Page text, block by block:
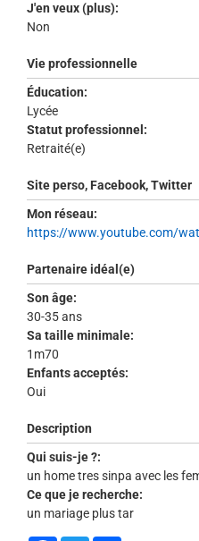
J'en veux (plus):
Non
Vie professionnelle
Éducation:
Lycée
Statut professionnel:
Retraité(e)
Site perso, Facebook, Twitter
Mon réseau:
https://www.youtube.com/
Partenaire idéal(e)
Son âge:
30-35 ans
Sa taille minimale:
1m70
Enfants acceptés:
Oui
Description
Qui suis-je ?:
un home tres sinpa avec les
Ce que je recherche:
un mariage plus tar